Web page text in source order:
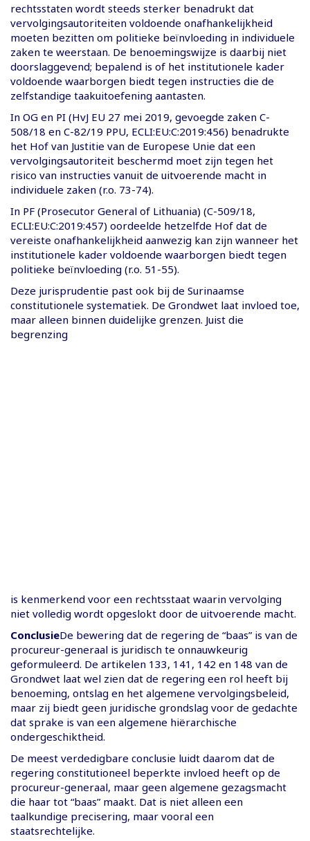
rechtsstaten wordt steeds sterker benadrukt dat
vervolgingsautoriteiten voldoende onafhankelijkheid
moeten bezitten om politieke beïnvloeding in individuele
zaken te weerstaan. De benoemingswijze is daarbij niet
doorslaggevend; bepalend is of het institutionele kader
voldoende waarborgen biedt tegen instructies die de
zelfstandige taakuitoefening aantasten.
In OG en PI (HvJ EU 27 mei 2019, gevoegde zaken C-
508/18 en C-82/19 PPU, ECLI:EU:C:2019:456) benadrukte
het Hof van Justitie van de Europese Unie dat een
vervolgingsautoriteit beschermd moet zijn tegen het
risico van instructies vanuit de uitvoerende macht in
individuele zaken (r.o. 73-74).
In PF (Prosecutor General of Lithuania) (C-509/18,
ECLI:EU:C:2019:457) oordeelde hetzelfde Hof dat de
vereiste onafhankelijkheid aanwezig kan zijn wanneer het
institutionele kader voldoende waarborgen biedt tegen
politieke beïnvloeding (r.o. 51-55).
Deze jurisprudentie past ook bij de Surinaamse
constitutionele systematiek. De Grondwet laat invloed toe,
maar alleen binnen duidelijke grenzen. Juist die
begrenzing
is kenmerkend voor een rechtsstaat waarin vervolging
niet volledig wordt opgeslokt door de uitvoerende macht.
ConclusieDe bewering dat de regering de “baas” is van de
procureur-generaal is juridisch te onnauwkeurig
geformuleerd. De artikelen 133, 141, 142 en 148 van de
Grondwet laat wel zien dat de regering een rol heeft bij
benoeming, ontslag en het algemene vervolgingsbeleid,
maar zij biedt geen juridische grondslag voor de gedachte
dat sprake is van een algemene hiërarchische
ondergeschiktheid.
De meest verdedigbare conclusie luidt daarom dat de
regering constitutioneel beperkte invloed heeft op de
procureur-generaal, maar geen algemene gezagsmacht
die haar tot “baas” maakt. Dat is niet alleen een
taalkundige precisering, maar vooral een
staatsrechtelijke.